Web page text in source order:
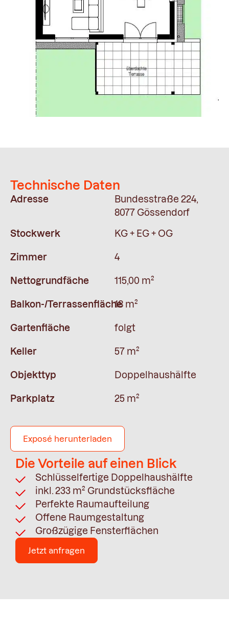
Technische Daten
Adresse
Bundesstraße 224,
8077 Gössendorf
Stockwerk KG + EG + OG
Zimmer 4
Nettogrundfäche 115,00 m²
Balkon-/Terrassenfläche18 m²
Gartenfläche folgt
Keller 57 m²
Objekttyp Doppelhaushälfte
Parkplatz 25 m²
Exposé herunterladen
Die Vorteile auf einen Blick
Schlüsselfertige Doppelhaushälfte
inkl. 233 m² Grundstücksfläche
Perfekte Raumaufteilung
Offene Raumgestaltung
Großzügige Fensterflächen
Jetzt anfragen